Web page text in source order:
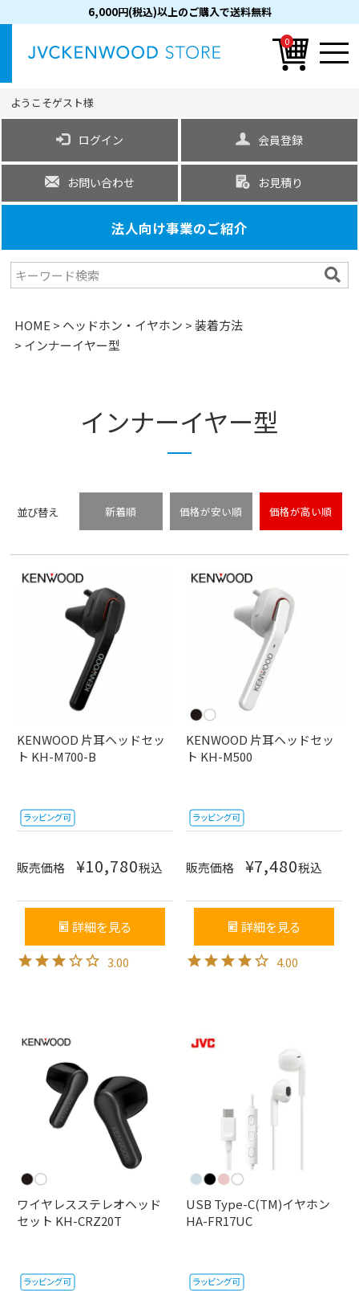
6,000円(税込)以上のご購入で送料無料
0
ようこそゲスト様
ログイン 会員登録
お問い合わせ お見積り
法人向け事業のご紹介
HOME ヘッドホン・イヤホン
装着方法
インナーイヤー型
インナーイヤー型
並び替え 新着順 価格が安い順 価格が高い順
KENWOOD 片耳ヘッドセッ
ト KH-M700-B
販売価格 ¥10,780税込
詳細を見る
3.00
KENWOOD 片耳ヘッドセッ
ト KH-M500
販売価格 ¥7,480税込
詳細を見る
4.00
ワイヤレスステレオヘッド
セット KH-CRZ20T
USB Type-C(TM)イヤホン
HA-FR17UC